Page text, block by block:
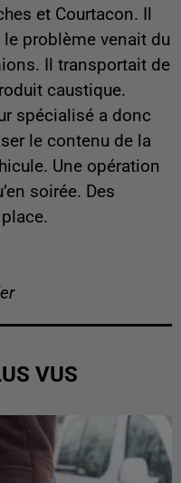
et Courtacon. Il
le problème venait du
Il transportait de
caustique.
spécialisé a donc
le contenu de la
Une opération
soirée. Des
VUS